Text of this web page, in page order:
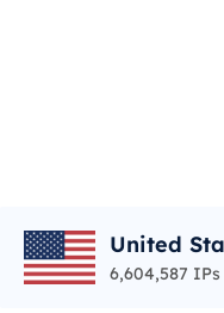
United
6,604,587 IPs